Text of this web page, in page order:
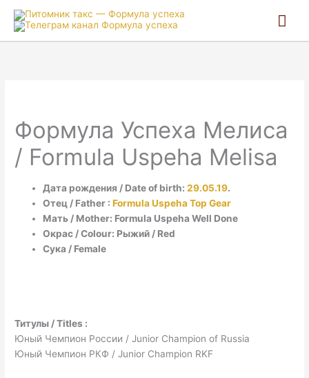
Формула Успеха Мелиса
/ Formula Uspeha Melisa
Дата рождения / Date of birth:29.05.19.
Отец / Father :Formula Uspeha Top Gear
Мать / Mother: Formula Uspeha Well Done
Окрас / Colour: Рыжий / Red
Сука / Female
Титулы / Titles :
Юный Чемпион России / Junior Champion of Russia
Юный Чемпион РКФ / Junior Champion RKF